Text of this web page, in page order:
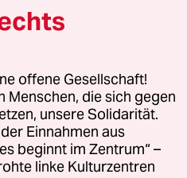
GmbH
Fragen oder für Genehmigungen
Kommune-Richtlinien
offene Gesellschaft!
Menschen, die sich gegen
unsere Solidarität.
Einnahmen aus
beginnt im Zentrum“ –
linke Kulturzentren